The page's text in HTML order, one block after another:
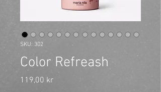
SKU: 302
Color Refreash
119,00 krPris